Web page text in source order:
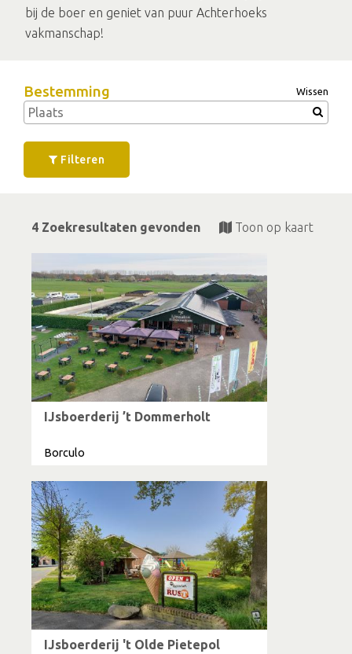
bij de boer en geniet van puur Achterhoeks
vakmanschap!
Bestemming Wissen
Filteren
4 Zoekresultaten gevonden Toon op kaart
IJsboerderij ’t Dommerholt
Borculo
IJsboerderij 't Olde Pietepol